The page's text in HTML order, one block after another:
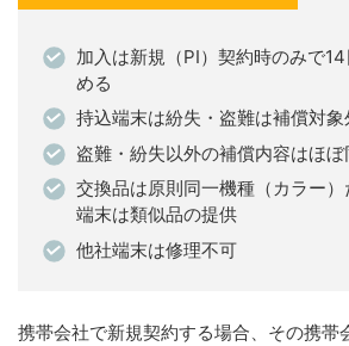
加入は新規（PI）契約時のみで
める
持込端末は紛失・盗難は補償対象
盗難・紛失以外の補償内容はほぼ
交換品は原則同一機種（カラー
端末は類似品の提供
他社端末は修理不可
携帯会社で新規契約する場合、その携帯